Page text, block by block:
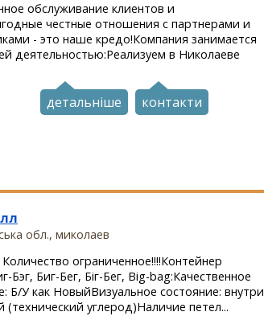
обслуживание клиентов и
честные отношения с партнерами и
- это наше кредо!Компания занимается
деятельностью:Реализуем в Николаеве
детальніше контакти
обл., миколаев
ограниченное!!!!Контейнер
Бэг, Биг-Бег, Біг-Бег, Big-bag:Качественное
Б/У как НовыйВизуальное состояние: внутри
(технический углерод)Наличие петел...